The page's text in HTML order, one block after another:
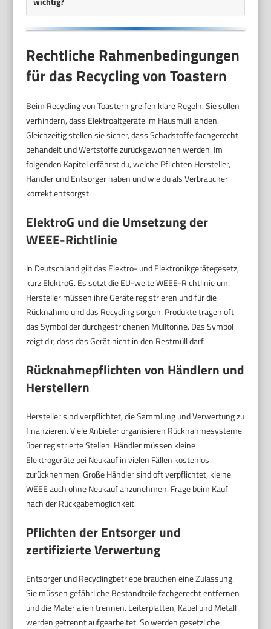
Rechtliche Rahmenbedingungen
für das Recycling von Toastern
Beim Recycling von Toastern greifen klare Regeln. Sie sollen
verhindern, dass Elektroaltgeräte im Hausmüll landen.
Gleichzeitig stellen sie sicher, dass Schadstoffe fachgerecht
behandelt und Wertstoffe zurückgewonnen werden. Im
folgenden Kapitel erfährst du, welche Pflichten Hersteller,
Händler und Entsorger haben und wie du als Verbraucher
korrekt entsorgst.
ElektroG und die Umsetzung der
WEEE-Richtlinie
In Deutschland gilt das Elektro- und Elektronikgerätegesetz,
kurz ElektroG. Es setzt die EU-weite WEEE-Richtlinie um.
Hersteller müssen ihre Geräte registrieren und für die
Rücknahme und das Recycling sorgen. Produkte tragen oft
das Symbol der durchgestrichenen Mülltonne. Das Symbol
zeigt dir, dass das Gerät nicht in den Restmüll darf.
Rücknahmepflichten von Händlern und
Herstellern
Hersteller sind verpflichtet, die Sammlung und Verwertung zu
finanzieren. Viele Anbieter organisieren Rücknahmesysteme
über registrierte Stellen. Händler müssen kleine
Elektrogeräte bei Neukauf in vielen Fällen kostenlos
zurücknehmen. Große Händler sind oft verpflichtet, kleine
WEEE auch ohne Neukauf anzunehmen. Frage beim Kauf
nach der Rückgabemöglichkeit.
Pflichten der Entsorger und
zertifizierte Verwertung
Entsorger und Recyclingbetriebe brauchen eine Zulassung.
Sie müssen gefährliche Bestandteile fachgerecht entfernen
und die Materialien trennen. Leiterplatten, Kabel und Metall
werden getrennt aufgearbeitet. So werden gesetzliche